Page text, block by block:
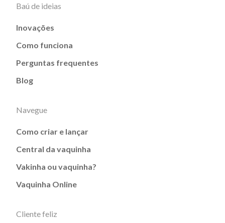
Baú de ideias
Inovações
Como funciona
Perguntas frequentes
Blog
Navegue
Como criar e lançar
Central da vaquinha
Vakinha ou vaquinha?
Vaquinha Online
Cliente feliz